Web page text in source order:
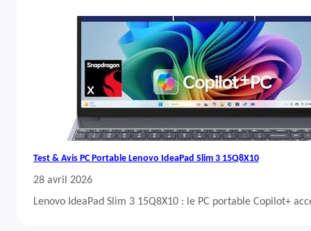
Test & Avis PC Portable Lenovo IdeaPad Slim 3 15Q8X10
28 avril 2026
Lenovo IdeaPad Slim 3 15Q8X10 : le PC portable Copilot+